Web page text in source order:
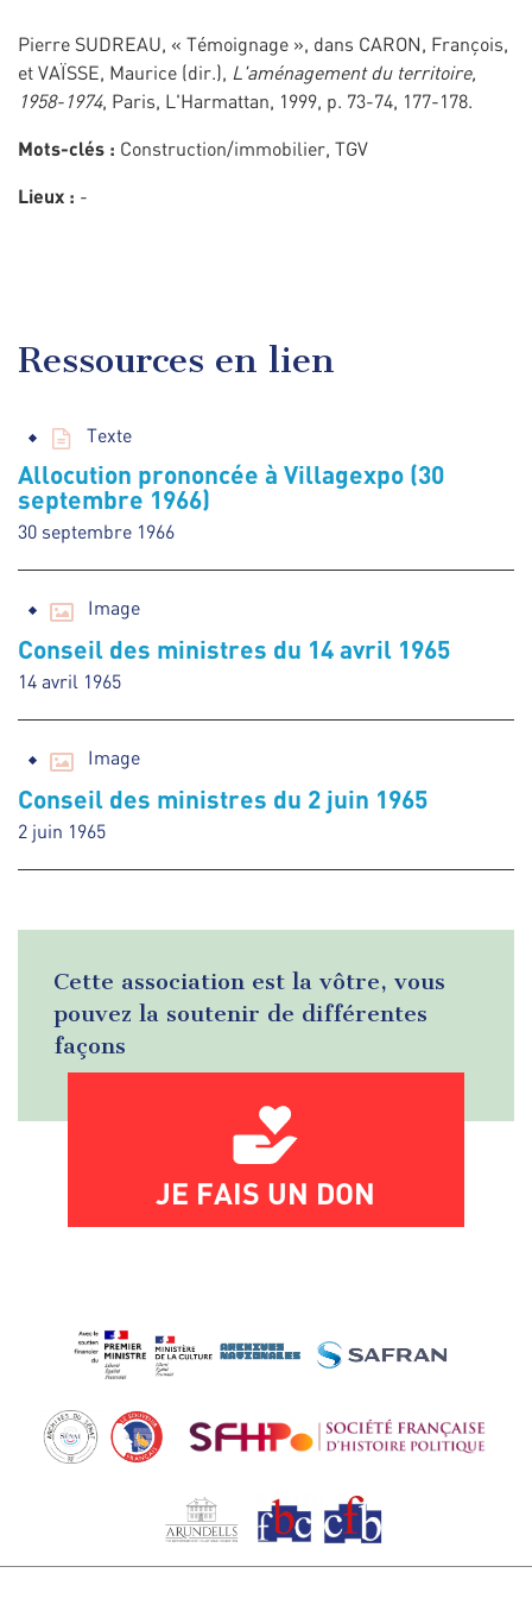
Pierre SUDREAU, « Témoignage », dans CARON, François,
et VAÏSSE, Maurice (dir.), L'aménagement du territoire,
1958-1974, Paris, L'Harmattan, 1999, p. 73-74, 177-178.
Mots-clés : Construction/immobilier, TGV
Lieux : -
Ressources en lien
Texte
Allocution prononcée à Villagexpo (30
septembre 1966)
30 septembre 1966
Image
Conseil des ministres du 14 avril 1965
14 avril 1965
Image
Conseil des ministres du 2 juin 1965
2 juin 1965
Cette association est la vôtre, vous
pouvez la soutenir de différentes
façons
JE FAIS UN DON